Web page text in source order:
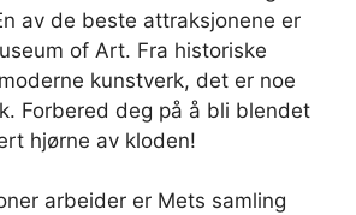
av de beste attraksjonene er
of Art. Fra historiske
kunstverk, det er noe
Forbered deg på å bli blendet
hjørne av kloden!
arbeider er Mets samling